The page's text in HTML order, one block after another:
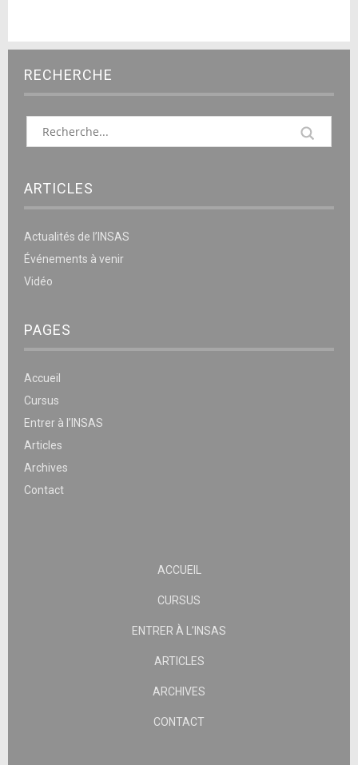
RECHERCHE
ARTICLES
Actualités de l’INSAS
Événements à venir
Vidéo
PAGES
Accueil
Cursus
Entrer à l’INSAS
Articles
Archives
Contact
ACCUEIL
CURSUS
ENTRER À L’INSAS
ARTICLES
ARCHIVES
CONTACT